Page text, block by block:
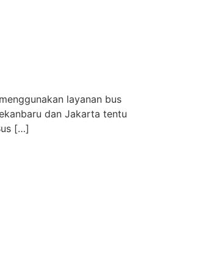
layanan bus
dan Jakarta tentu
[…]